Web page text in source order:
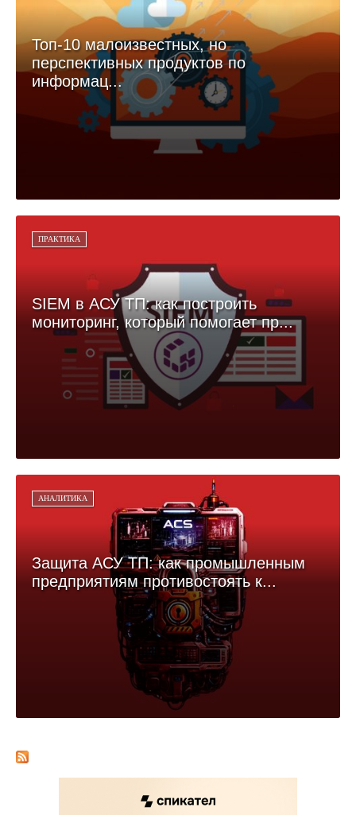
Топ-10 малоизвестных, но
перспективных продуктов по
информац...
ПРАКТИКА
SIEM в АСУ ТП: как построить
мониторинг, который помогает пр...
АНАЛИТИКА
Защита АСУ ТП: как промышленным
предприятиям противостоять к...